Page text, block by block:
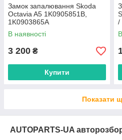
Замок запалювання Skoda
Octavia A5 1K0905851B,
1K0903865A
В наявності
3 200 ₴
Купити
/
Показати
AUTOPARTS-UA